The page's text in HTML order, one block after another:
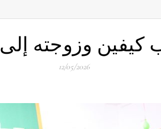
كيفين وزوجته
12/05/2026